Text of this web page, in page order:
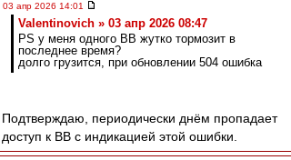
03 апр 2026 14:01
Valentinovich » 03 апр 2026 08:47
PS у меня одного ВВ жутко тормозит в
последнее время?
долго грузится, при обновлении 504 ошибка
Подтверждаю, периодически днём пропадает
доступ к ВВ с индикацией этой ошибки.